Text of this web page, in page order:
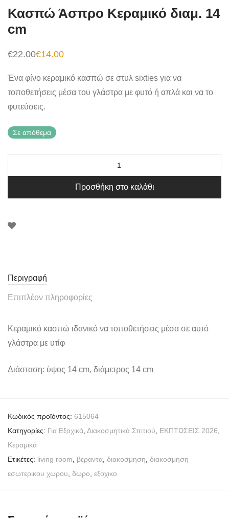
Κασπώ Άσπρο Κεραμικό διαμ. 14
cm
€22.00
Original
€22.00.
€14.00
Η
είναι:
Ένα φίνο κεραμικό κασπώ σε στυλ sixties για να
τοποθετήσεις μέσα του γλάστρα με φυτό ή απλά και να το
φυτεύσεις.
Σε απόθεμα
Προσθήκη στο καλάθι
Περιγραφή
Επιπλέον πληροφορίες
Κεραμικό κασπώ ιδανικό να τοποθετήσεις μέσα σε αυτό
γλάστρα με υτίφ
Διάσταση: ύψος 14 cm, διάμετρος 14 cm
Κωδικός προϊόντος: 615064
Κατηγορίες: Για Εξοχικά Διακοσμητικά Σπιτιού ΕΚΠΤΩΣΕΙΣ 2026
Κεραμικά
Ετικέτες: living room βεραντα διακοσμηση διακοσμηση
εσωτερικου χωρου δωρο εξοχικο